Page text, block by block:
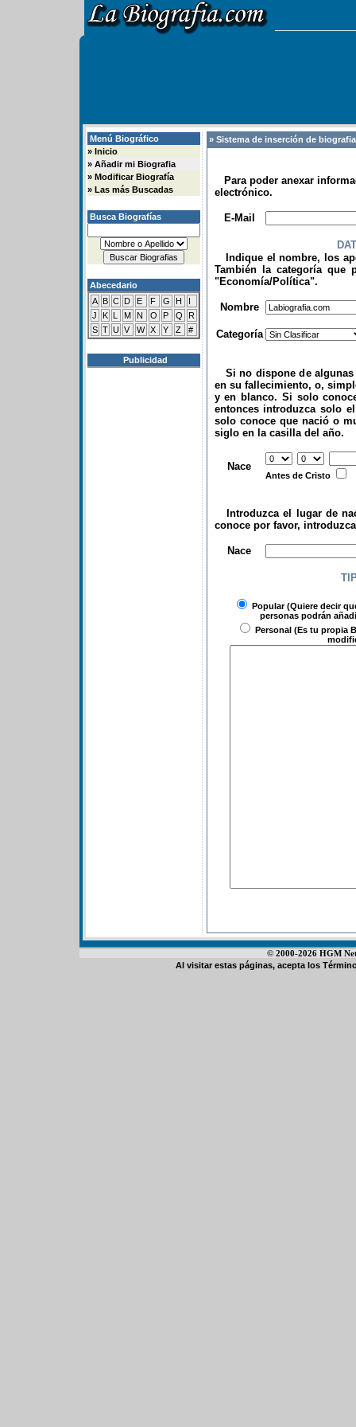
Menú Biográfico
» Inicio
» Añadir mi Biografia
» Modificar Biografía
» Las más Buscadas
Busca Biografías
Abecedario
A B C D E F G H
I
J
K L M N O P Q
R
S T U V W X Y Z #
Publicidad
» Sistema de inserción de
Para poder anexar
electrónico.
E-Mail
Indique el nombre, los
También la categoría que
"Economía/Política".
Nombre
Categoría
Si no dispone de algunas
en su fallecimiento, o,
y en blanco. Si solo
entonces introduzca solo
solo conoce que nació o
siglo en la casilla del año.
Nace
Antes de Cristo
Introduzca el lugar de
conoce por favor,
Nace
Popular(Quiere decir
personas podrán
Personal (Es tu propia
© 2000-2026 HGM
Al visitar estas páginas, acepta los